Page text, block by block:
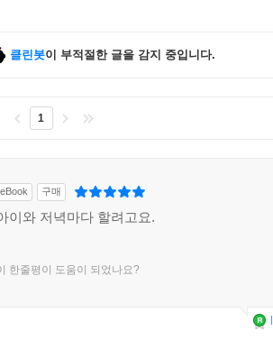
클린봇이 부적절한 글을 감지 중입니다.
1
eBook 구매
이와 저녁마다 할려고요.
한줄평이 도움이 되었나요?